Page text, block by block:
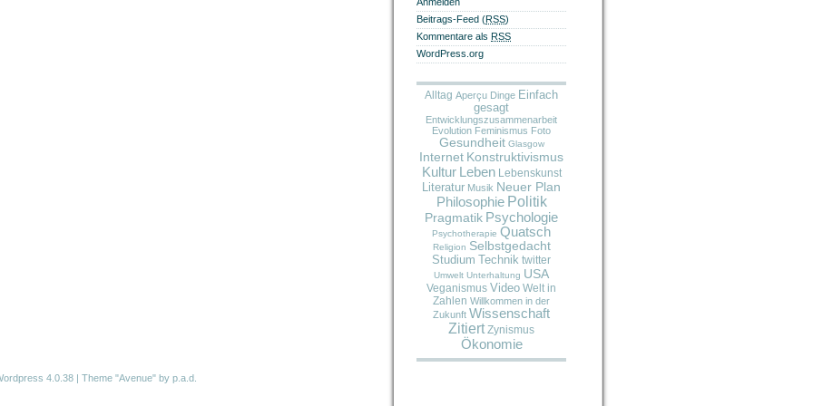
Beitrags-Feed (RSS)
Kommentare als RSS
WordPress.org
Alltag Aperçu Dinge Einfach
gesagt
Entwicklungszusammenarbeit
Evolution Feminismus Foto
Gesundheit Glasgow
Internet Konstruktivismus
Kultur Leben Lebenskunst
Literatur Musik Neuer Plan
Philosophie Politik
Pragmatik Psychologie
Psychotherapie Quatsch
Religion Selbstgedacht
Studium Technik twitter
Umwelt Unterhaltung USA
Veganismus Video Welt in
Zahlen Willkommen in der
Zukunft Wissenschaft
Zitiert Zynismus
Ökonomie
4.0.38 | Theme "Avenue" by p.a.d.